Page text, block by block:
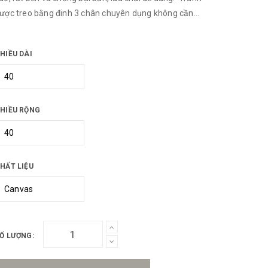
treo bằng đinh 3 chân chuyên dụng không cần
DÀI
RỘNG
LIỆU
LƯỢNG: